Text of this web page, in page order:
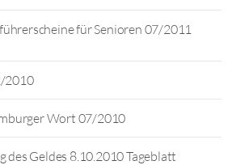
für Senioren 07/2011
2010
Wort 07/2010
Geldes 8.10.2010 Tageblatt